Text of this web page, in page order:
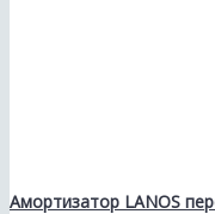
Амортизатор LANOS